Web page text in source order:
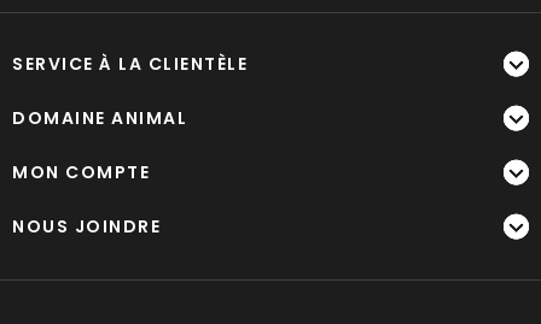
SERVICE À LA CLIENTÈLE
DOMAINE ANIMAL
MON COMPTE
NOUS JOINDRE